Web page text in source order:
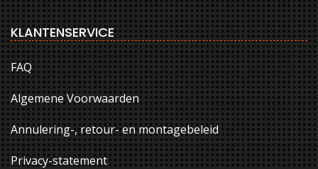
KLANTENSERVICE
FAQ
Algemene Voorwaarden
Annulering-, retour- en montagebeleid
Privacy-statement